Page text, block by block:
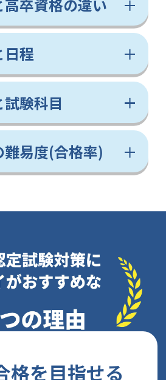
卒資格の違い
日程
験科目
易度(合格率)
格を目指せる